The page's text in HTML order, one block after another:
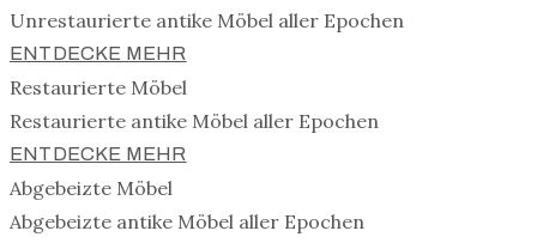
Unrestaurierte antike Möbel aller Epochen
ENTDECKE MEHR
Restaurierte Möbel
Restaurierte antike Möbel aller Epochen
ENTDECKE MEHR
Abgebeizte Möbel
Abgebeizte antike Möbel aller Epochen